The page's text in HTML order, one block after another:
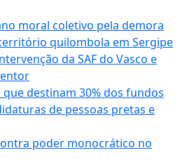
moral coletivo pela demora
quilombola em Sergipe
da SAF do Vasco e
que destinam 30% dos fundos
de pessoas pretas e
poder monocrático no